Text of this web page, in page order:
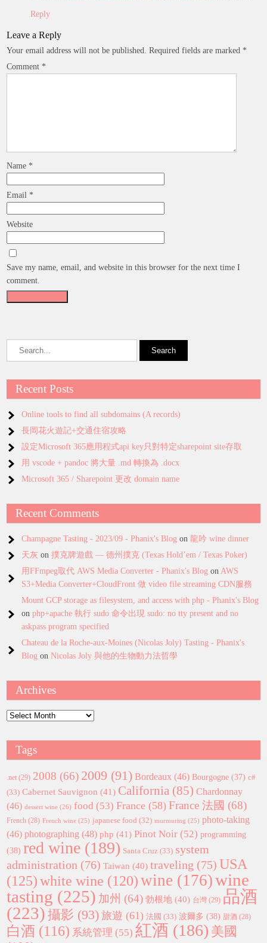
Reply
Leave a Reply
Your email address will not be published. Required fields are marked *
Comment *
Name *
Email *
Website
Save my name, email, and website in this browser for the next time I
comment.
Recent Posts
Online tools to find all subdomains (A records)
長岡花火遊記+交通住宿攻略
設定Microsoft 365應用程式api key只對特定sharepoint site存取
用 vscode + pandoc 將大量 .md 轉換為 .docx
Microsoft 365 / Sharepoint 更改 domain name
Recent Comments
Champagne Tasting - 2023/09 - Phanix's Blog on龍吟 wine dinner
天灰 on撲克牌遊戲 — 德州撲克 (Texas Hold’em / Texas Poker)
用FFmpeg取代 AWS Media Converter - Phanix's Blog onAWS
S3+Media Converter+CloudFront 做 video file streaming CDN服務
Mount GCP storage as filesystem, and access with php - Phanix's Blog
onphp+apache 執行 sudo 命令出現 sudo: no tty present and no
askpass program specified
Chateau de la Roche-aux-Moines (Nicolas Joly) Tasting - Phanix's
Blog onNicolas Joly 與他的生物動力法哲學
Archives
Archives
Tags
.net (29) 2008 (66) 2009 (91) Bordeaux (46) Bourgogne (37) c#
(33) Cabernet Sauvignon (41) California (85) Chardonnay
(46) dessert wine (26) food (53) France (58) France 法國 (68)
French (28) French wine (25) japanese food (32) murmuring (25) photo-taking
(46) photographing (48) php (41) Pinot Noir (52) programming
(38) red wine (189) Santa Cruz (33) system
administration (76) Taiwan (40) traveling (75) USA
(125) white wine (120) wine (176)wine
tasting (225) 加州 (64) 勃根地 (40) 台灣 (29) 品酒
(223) 攝影 (93) 旅遊 (61) 法國 (33) 波爾多 (38) 甜酒 (28)
白酒 (116) 系統管理 (55) 紅酒 (186) 美國